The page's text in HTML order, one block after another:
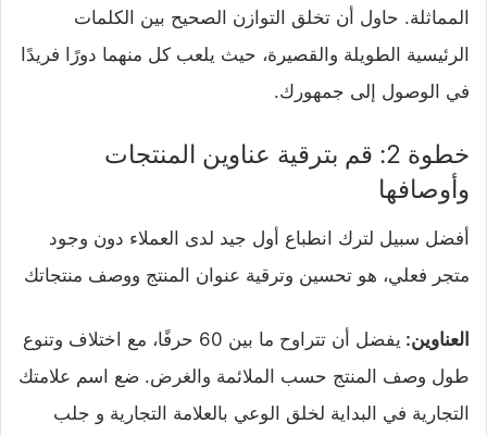
المماثلة. حاول أن تخلق التوازن الصحيح بين الكلمات
الرئيسية الطويلة والقصيرة، حيث يلعب كل منهما دورًا فريدًا
في الوصول إلى جمهورك.
خطوة 2: قم بترقية عناوين المنتجات
وأوصافها
أفضل سبيل لترك انطباع أول جيد لدى العملاء دون وجود
متجر فعلي، هو تحسين وترقية عنوان المنتج ووصف منتجاتك
العناوين:
يفضل أن تتراوح ما بين 60 حرفًا، مع اختلاف وتنوع
طول وصف المنتج حسب الملائمة والغرض. ضع اسم علامتك
التجارية في البداية لخلق الوعي بالعلامة التجارية و جلب